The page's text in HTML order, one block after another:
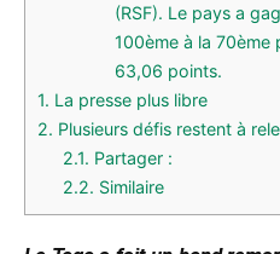
(RSF). Le pays a
100ème à la 70ème
63,06 points.
1. La presse plus libre
2. Plusieurs défis restent à
2.1. Partager :
2.2. Similaire